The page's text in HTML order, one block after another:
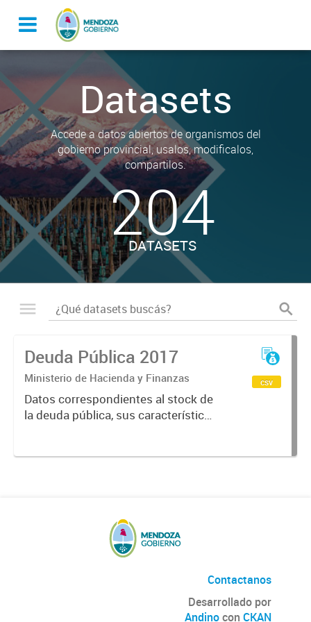
Datasets
Accede a datos abiertos de organismos del
gobierno provincial, usalos, modificalos,
compartilos.
204
DATASETS
Deuda Pública 2017
Ministerio de Hacienda y Finanzas
Datos correspondientes al stock de
la deuda pública, sus características
vigentes, calificaciones al emisor.
csv
Contactanos
Desarrollado por
Andinocon CKAN